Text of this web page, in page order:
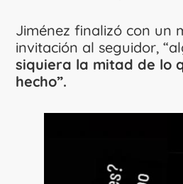
Jiménez finalizó con un
invitación al seguidor,
siquiera la mitad de lo
hecho”.